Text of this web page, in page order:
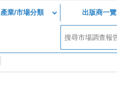
產業/市場分類 出版商一覽